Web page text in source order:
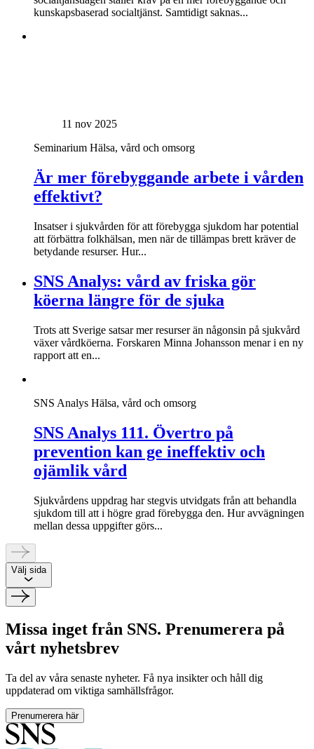
kunskapsbaserad socialtjänst. Samtidigt saknas...
11 nov 2025
Seminarium Hälsa, vård och omsorg
Är mer förebyggande arbete i vården
effektivt?
Insatser i sjukvården för att förebygga sjukdom har potential
att förbättra folkhälsan, men när de tillämpas brett kräver de
betydande resurser. Hur...
SNS Analys: vård av friska gör
köerna längre för de sjuka
Trots att Sverige satsar mer resurser än någonsin på sjukvård
växer vårdköerna. Forskaren Minna Johansson menar i en ny
rapport att en...
SNS Analys Hälsa, vård och omsorg
SNS Analys 111. Övertro på
prevention kan ge ineffektiv och
ojämlik vård
Sjukvårdens uppdrag har stegvis utvidgats från att behandla
sjukdom till att i högre grad förebygga den. Hur avvägningen
mellan dessa uppgifter görs...
Välj sida
Missa inget från SNS. Prenumerera på
vårt nyhetsbrev
Ta del av våra senaste nyheter. Få nya insikter och håll dig
uppdaterad om viktiga samhällsfrågor.
Prenumerera här